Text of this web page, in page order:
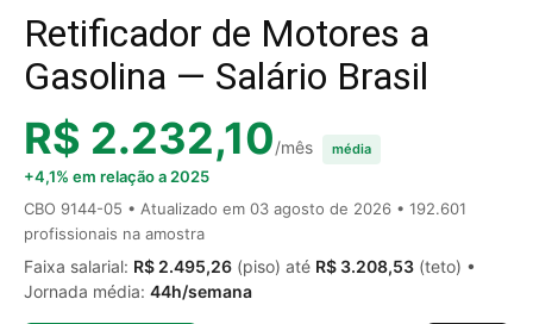
Retificador de Motores a
Gasolina — Salário Brasil
R$ 2.232,10/mês média
+4,1% em relação a 2025
CBO 9144-05 • Atualizado em 03 agosto de 2026 • 192.601
profissionais na amostra
Faixa salarial: R$ 2.495,26 (piso) até R$ 3.208,53 (teto) •
Jornada média: 44h/semana